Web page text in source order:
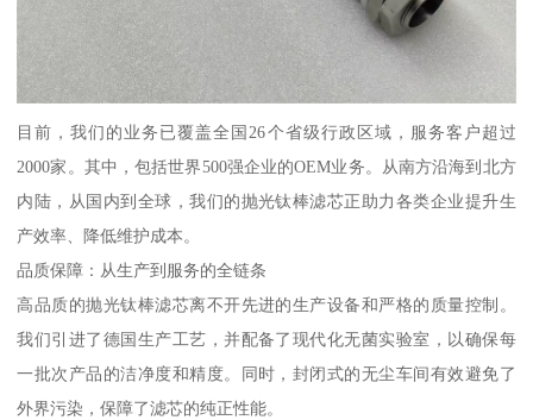
目前，我们的业务已覆盖全国26个省级行政区域，服务客户超过
2000家。其中，包括世界500强企业的OEM业务。从南方沿海到北方
内陆，从国内到全球，我们的抛光钛棒滤芯正助力各类企业提升生
产效率、降低维护成本。
品质保障：从生产到服务的全链条
高品质的抛光钛棒滤芯离不开先进的生产设备和严格的质量控制。
我们引进了德国生产工艺，并配备了现代化无菌实验室，以确保每
一批次产品的洁净度和精度。同时，封闭式的无尘车间有效避免了
外界污染，保障了滤芯的纯正性能。